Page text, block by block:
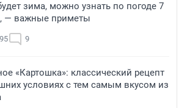
зима, можно узнать по погоде 7
— важные приметы
9
«Картошка»: классический рецепт
условиях с тем самым вкусом из